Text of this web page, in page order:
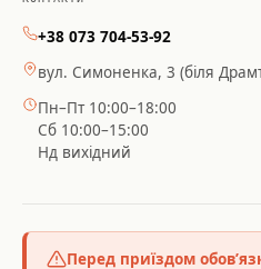
+38 073 704-53-92
вул. Симоненка, 3 (біля
Пн–Пт 10:00–18:00
Сб 10:00–15:00
Нд вихідний
Перед приїздом